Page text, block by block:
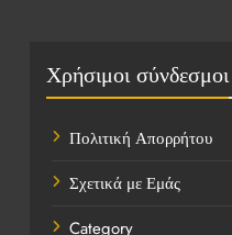
Πολιτική
Υγεία
Χρήσιμοι σύνδεσμοι
Πολιτική Απορρήτου
Σχετικά με Εμάς
Category